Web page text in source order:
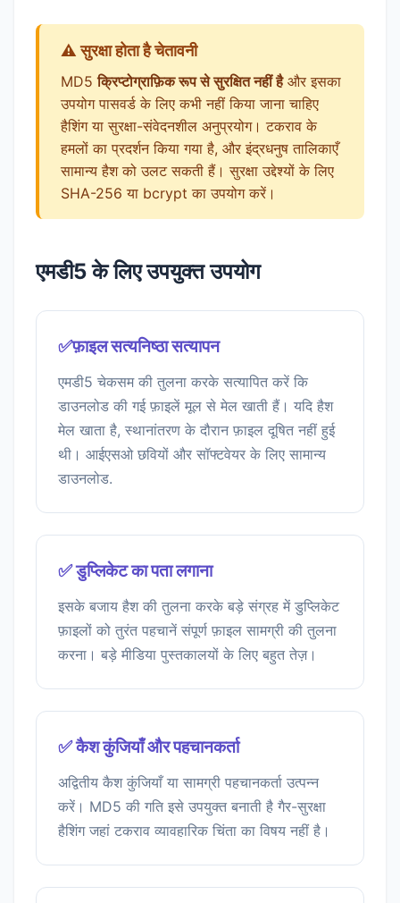
⚠️ सुरक्षा होता है चेतावनी
MD5क्रिप्टोग्राफ़िक रूप से सुरक्षित नहीं हैऔर इसका
उपयोग पासवर्ड के लिए कभी नहीं किया जाना चाहिए
हैशिंग या सुरक्षा-संवेदनशील अनुप्रयोग। टकराव के
हमलों का प्रदर्शन किया गया है, और इंद्रधनुष तालिकाएँ
सामान्य हैश को उलट सकती हैं। सुरक्षा उद्देश्यों के लिए
SHA-256 या bcrypt का उपयोग करें।
एमडी5 के लिए उपयुक्त उपयोग
✅फ़ाइल सत्यनिष्ठा सत्यापन
एमडी5 चेकसम की तुलना करके सत्यापित करें कि
डाउनलोड की गई फ़ाइलें मूल से मेल खाती हैं। यदि हैश
मेल खाता है, स्थानांतरण के दौरान फ़ाइल दूषित नहीं हुई
थी। आईएसओ छवियों और सॉफ्टवेयर के लिए सामान्य
डाउनलोड.
✅ डुप्लिकेट का पता लगाना
इसके बजाय हैश की तुलना करके बड़े संग्रह में डुप्लिकेट
फ़ाइलों को तुरंत पहचानें संपूर्ण फ़ाइल सामग्री की तुलना
करना। बड़े मीडिया पुस्तकालयों के लिए बहुत तेज़।
✅ कैश कुंजियाँ और पहचानकर्ता
अद्वितीय कैश कुंजियाँ या सामग्री पहचानकर्ता उत्पन्न
करें। MD5 की गति इसे उपयुक्त बनाती है गैर-सुरक्षा
हैशिंग जहां टकराव व्यावहारिक चिंता का विषय नहीं है।